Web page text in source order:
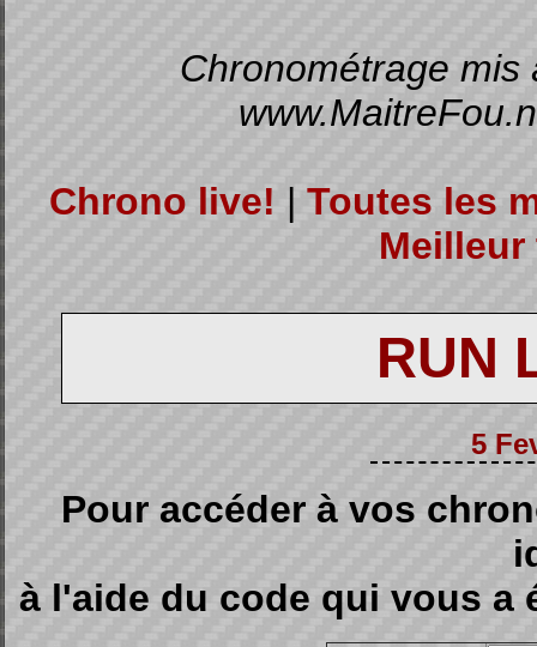
Chronométrage mis
Chrono live! | Toutes les
RUN
5
Pour accéder à vos
à l'aide du code qui vous